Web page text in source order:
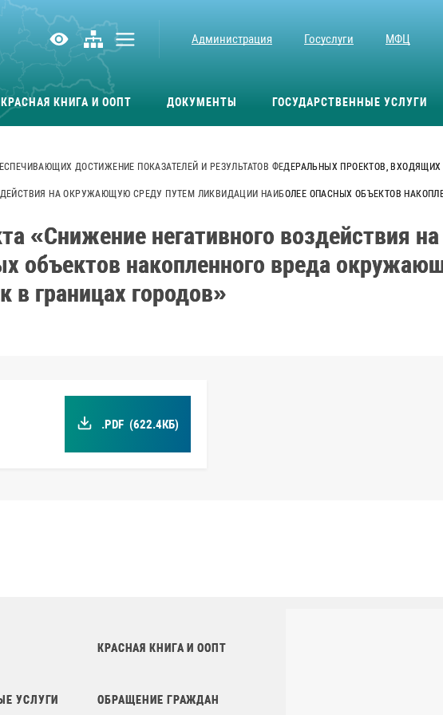
Администрация Госуслуги МФЦ
КРАСНАЯ КНИГА И ООПТ ДОКУМЕНТЫ ГОСУДАРСТВЕННЫЕ УСЛУГИ
ДОСТИЖЕНИЕ ПОКАЗАТЕЛЕЙ И РЕЗУЛЬТАТОВ ФЕДЕРАЛЬНЫХ ПРОЕКТОВ,
НА ОКРУЖАЮЩУЮ СРЕДУ ПУТЕМ ЛИКВИДАЦИИ НАИБОЛЕЕ ОПАСНЫХ ОБЪЕКТОВ
«Снижение негативного воздействия
объектов накопленного вреда
в границах городов»
.PDF (622.4КБ)
КРАСНАЯ КНИГА И ООПТ
УСЛУГИ ОБРАЩЕНИЕ ГРАЖДАН